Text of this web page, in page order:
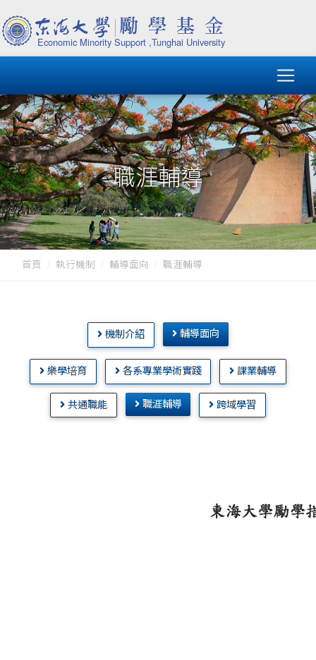
職涯輔導
首頁 執行機制 輔導面向 職涯輔導
機制介紹 輔導面向
樂學培育 各系專業學術實踐 課業輔導
共通職能 職涯輔導 跨域學習